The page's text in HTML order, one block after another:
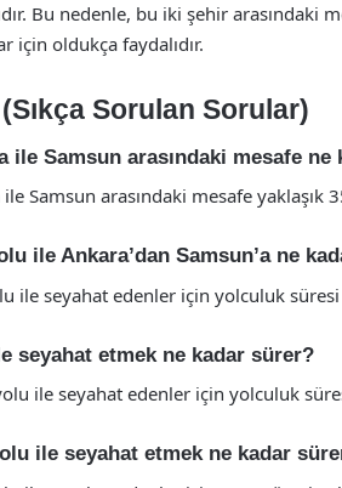
Bu nedenle, bu iki şehir arasındaki
için oldukça faydalıdır.
Sorulan Sorular)
ile Samsun arasındaki mesafe ne
Samsun arasındaki mesafe yaklaşık
ile Ankara’dan Samsun’a ne
ile seyahat edenler için yolculuk
seyahat etmek ne kadar sürer?
ile seyahat edenler için yolculuk
ile seyahat etmek ne kadar